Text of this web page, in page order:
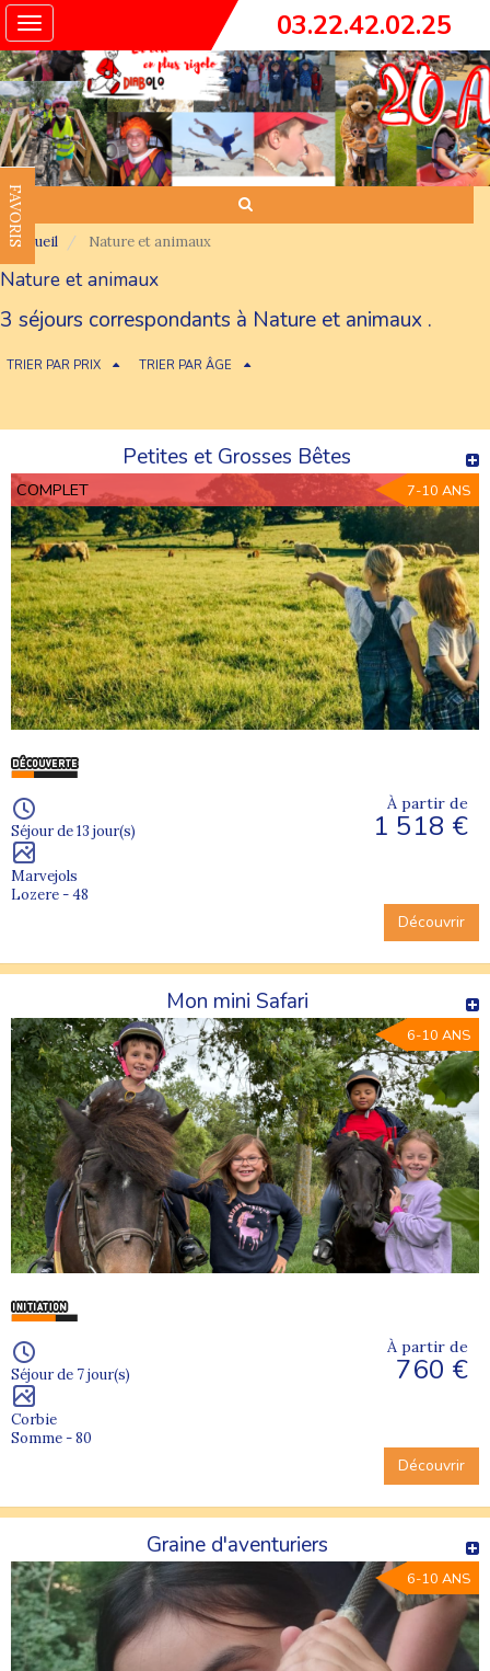
Toggle
navigation
03.22.42.02.25
FAVORIS
Accueil Nature et animaux
Nature et animaux
3 séjours correspondants à Nature et animaux .
TRIER PAR PRIX TRIER PAR ÂGE
Petites et Grosses Bêtes
COMPLET 7-10 ANS
Séjour de 13 jour(s)
Marvejols
Lozere - 48
À partir de
1 518 €
Découvrir
Mon mini Safari
6-10 ANS
Séjour de 7 jour(s)
Corbie
Somme - 80
À partir de
760 €
Découvrir
Graine d'aventuriers
6-10 ANS